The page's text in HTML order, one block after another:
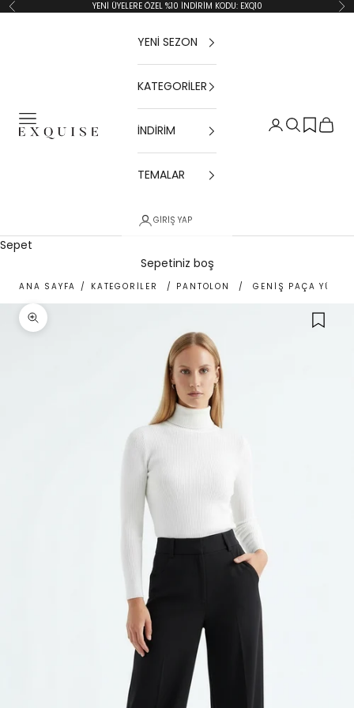
İçeriğe geç
Geri YENİ ÜYELERE ÖZEL %10 İNDİRİM KODU: EXQ10
Menü
Exquise TR
Giriş Yap
Ara Sepet
YENİ SEZON
KATEGORİLER
İNDİRİM
TEMALAR
GIRIŞ YAP
Sepet
Sepetiniz boş
ANA SAYFA / KATEGORİLER / PANTOLON / GENIŞ PAÇA
Yakınlaştır